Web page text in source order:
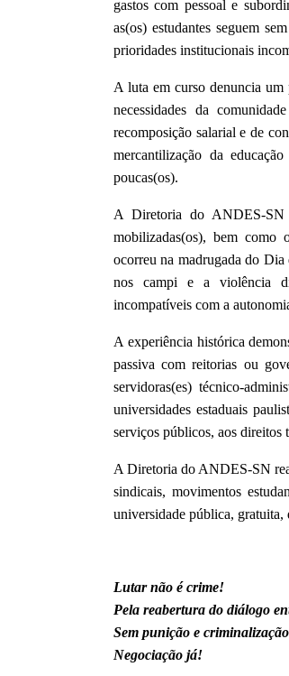
gastos com pessoal e
as(os) estudantes seguem
prioridades institucionais
A luta em curso denuncia um
necessidades da
recomposição salarial e de
mercantilização da
poucas(os).
A Diretoria do ANDES-SN
mobilizadas(os), bem como
ocorreu na madrugada do
nos campi e a violência
incompatíveis com a
A experiência histórica
passiva com reitorias ou
servidoras(es) técnico-
universidades estaduais
serviços públicos, aos direitos
A Diretoria do ANDES-SN
sindicais, movimentos
universidade pública, gratuita,
Lutar não é crime!
Pela reabertura do diálogo
Sem punição e
Negociação já!